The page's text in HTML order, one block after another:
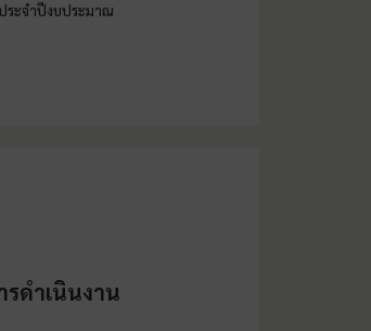
ะจำปีงบประมาณ
ดำเนินงาน